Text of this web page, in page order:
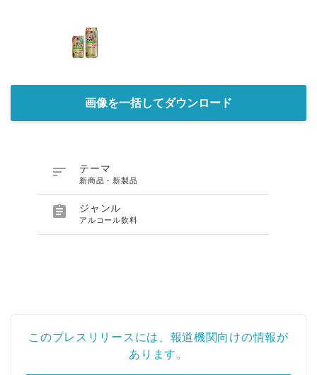
画像を一括してダウンロード
 テーマ
新商品・新製品
 ジャンル
アルコール飲料
このプレスリリースには、報道機関向けの情報が
あります。